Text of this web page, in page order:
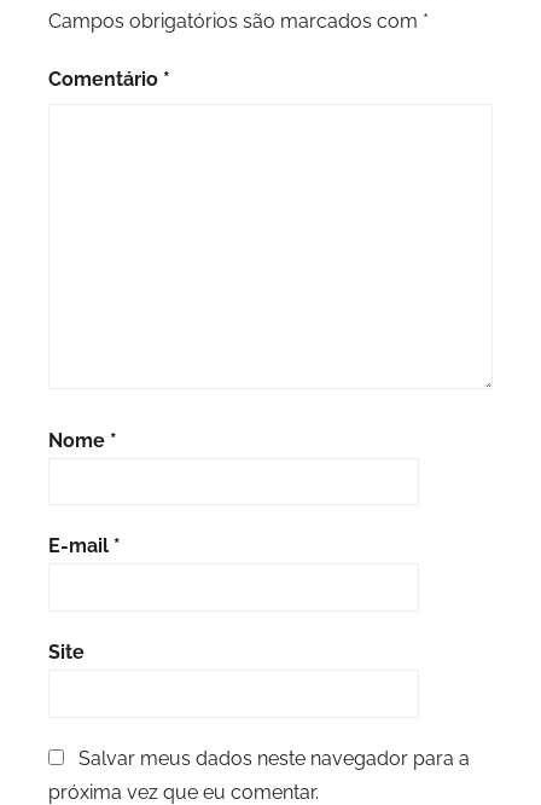
Campos obrigatórios são marcados com *
Comentário *
Nome *
E-mail *
Site
Salvar meus dados neste navegador para a
próxima vez que eu comentar.